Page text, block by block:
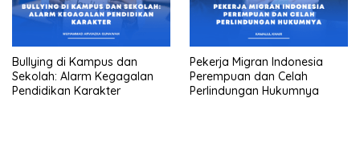
Bullying di Kampus dan
Sekolah: Alarm Kegagalan
Pendidikan Karakter
Pekerja Migran Indonesia
Perempuan dan Celah
Perlindungan Hukumnya